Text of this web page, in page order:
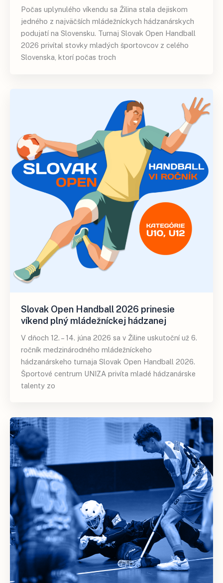
Počas uplynulého víkendu sa Žilina stala dejiskom
jedného z najväčších mládežníckych hádzanárskych
podujatí na Slovensku. Turnaj Slovak Open Handball
2026 privítal stovky mladých športovcov z celého
Slovenska, ktorí počas troch
Slovak Open Handball 2026 prinesie
víkend plný mládežníckej hádzanej
V dňoch 12. – 14. júna 2026 sa v Žiline uskutoční už 6.
ročník medzinárodného mládežníckeho
hádzanárskeho turnaja Slovak Open Handball 2026.
Športové centrum UNIZA privíta mladé hádzanárske
talenty zo